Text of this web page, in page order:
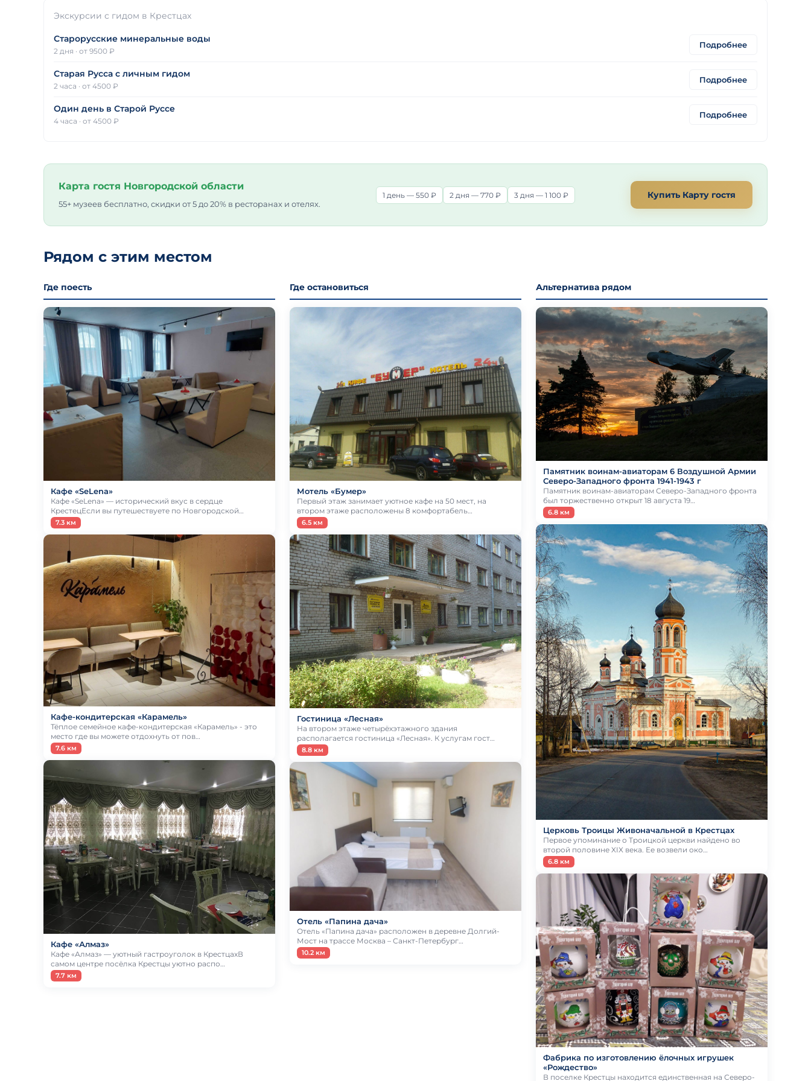
Экскурсии с гидом в Крестцах
Старорусские минеральные воды
2 дня · от 9500 ₽
Подробнее
Старая Русса с личным гидом
2 часа · от 4500 ₽
Подробнее
Один день в Старой Руссе
4 часа · от 4500 ₽
Подробнее
Карта гостя Новгородской области
55+ музеев бесплатно, скидки от 5 до 20% в ресторанах и отелях.
1 день — 550 ₽ 2 дня — 770 ₽ 3 дня — 1 100 ₽ Купить Карту гостя
Рядом с этим местом
Где поесть
Кафе «SeLena»
Кафе «SeLena» — исторический вкус в сердце
КрестецЕсли вы путешествуете по Новгородской…
7.3 км
Кафе-кондитерская «Карамель»
Тёплое семейное кафе-кондитерская «Карамель» - это
место где вы можете отдохнуть от пов…
7.6 км
Кафе «Алмаз»
Кафе «Алмаз» — уютный гастроуголок в КрестцахВ
самом центре посёлка Крестцы уютно распо…
7.7 км
Где остановиться
Мотель «Бумер»
Первый этаж занимает уютное кафе на 50 мест, на
втором этаже расположены 8 комфортабель…
6.5 км
Гостиница «Лесная»
На втором этаже четырёхэтажного здания
располагается гостиница «Лесная». К услугам гост…
8.8 км
Отель «Папина дача»
Отель «Папина дача» расположен в деревне Долгий-
Мост на трассе Москва – Санкт-Петербург…
10.2 км
Альтернатива рядом
Памятник воинам-авиаторам 6 Воздушной Армии
Северо-Западного фронта 1941-1943 г
Памятник воинам-авиаторам Северо-Западного фронта
был торжественно открыт 18 августа 19…
6.8 км
Церковь Троицы Живоначальной в Крестцах
Первое упоминание о Троицкой церкви найдено во
второй половине XIX века. Ее возвели око…
6.8 км
Фабрика по изготовлению ёлочных игрушек
«Рождество»
В поселке Крестцы находится единственная на Северо-